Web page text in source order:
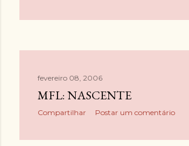
fevereiro 08, 2006
MFL: NASCENTE
Compartilhar Postar um comentário